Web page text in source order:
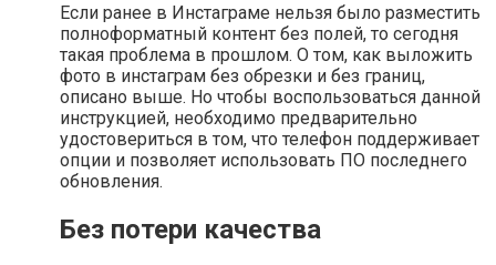
Если ранее в Инстаграме нельзя было разместить
полноформатный контент без полей, то сегодня
такая проблема в прошлом. О том, как выложить
фото в инстаграм без обрезки и без границ,
описано выше. Но чтобы воспользоваться данной
инструкцией, необходимо предварительно
удостовериться в том, что телефон поддерживает
опции и позволяет использовать ПО последнего
обновления.
Без потери качества